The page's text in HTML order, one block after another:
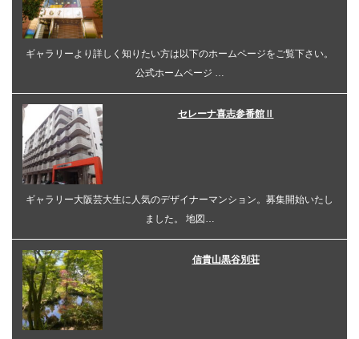
ギャラリーより詳しく知りたい方は以下のホームページをご覧下さい。
公式ホームページ …
セレーナ喜志参番館Ⅱ
ギャラリー大阪芸大生に人気のデザイナーマンション。募集開始いたし
ました。 地図…
信貴山黒谷別荘